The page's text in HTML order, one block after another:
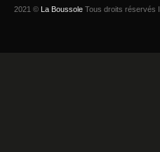
2021 © La Boussole Tous droits réservés I